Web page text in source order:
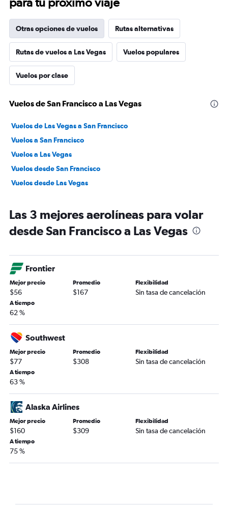
Otras opciones de vuelos Rutas alternativas
Rutas de vuelos a Las Vegas Vuelos populares
Vuelos por clase
Vuelos de San Francisco a Las Vegas
Vuelos de Las Vegas a San Francisco
Vuelos a San Francisco
Vuelos a Las Vegas
Vuelos desde San Francisco
Vuelos desde Las Vegas
Las 3 mejores aerolíneas para volar
desde San Francisco a Las Vegas
Frontier
Mejor precio
$56
Promedio
$167
Flexibilidad
Sin tasa de cancelación
A tiempo
62 %
Southwest
Mejor precio
$77
Promedio
$308
Flexibilidad
Sin tasa de cancelación
A tiempo
63 %
Alaska Airlines
Mejor precio
$160
Promedio
$309
Flexibilidad
Sin tasa de cancelación
A tiempo
75 %